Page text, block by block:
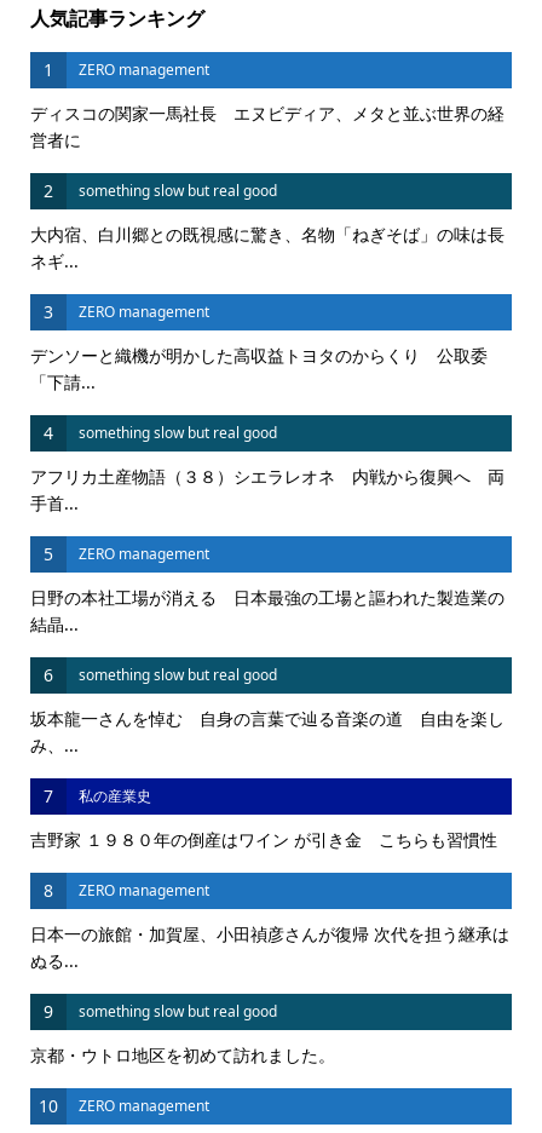
人気記事ランキング
1 ZERO management
ディスコの関家一馬社長 エヌビディア、メタと並ぶ世界の経
営者に
2 something slow but real good
大内宿、白川郷との既視感に驚き、名物「ねぎそば」の味は長
ネギ...
3 ZERO management
デンソーと織機が明かした高収益トヨタのからくり 公取委
「下請...
4 something slow but real good
アフリカ土産物語（３８）シエラレオネ 内戦から復興へ 両
手首...
5 ZERO management
日野の本社工場が消える 日本最強の工場と謳われた製造業の
結晶...
6 something slow but real good
坂本龍一さんを悼む 自身の言葉で辿る音楽の道 自由を楽し
み、...
7 私の産業史
吉野家 １９８０年の倒産はワイン が引き金 こちらも習慣性
8 ZERO management
日本一の旅館・加賀屋、小田禎彦さんが復帰 次代を担う継承は
ぬる...
9 something slow but real good
京都・ウトロ地区を初めて訪れました。
10 ZERO management